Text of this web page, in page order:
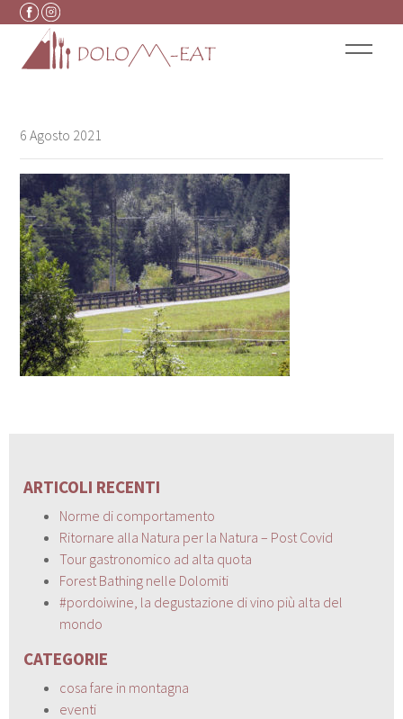
Vai al contenuto
6 Agosto 2021
ARTICOLI RECENTI
Norme di comportamento
Ritornare alla Natura per la Natura – Post Covid
Tour gastronomico ad alta quota
Forest Bathing nelle Dolomiti
#pordoiwine, la degustazione di vino più alta del
mondo
CATEGORIE
cosa fare in montagna
eventi